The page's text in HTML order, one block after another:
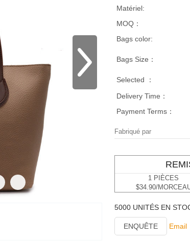
Matériel:
MOQ：
Bags color:
Bags Size：
Selected ：
Delivery Time：
Payment Terms：
Fabriqué par
1 PIÈCES
$34.90/
5000 UNITÉS EN
ENQUÊTE Email